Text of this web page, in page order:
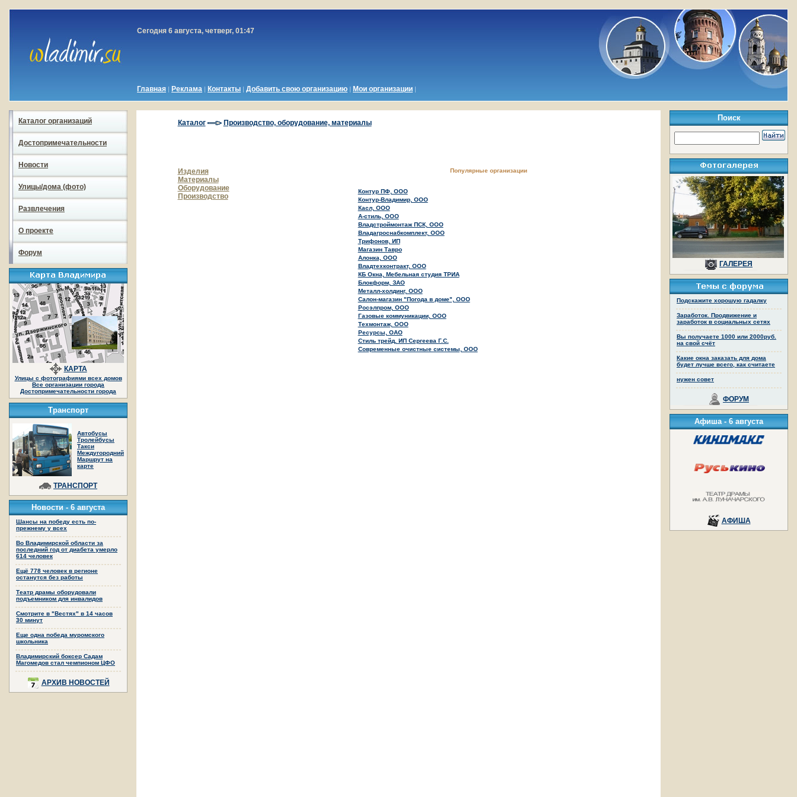
Сегодня 6 августа, четверг, 01:47
Главная | Реклама | Контакты | Добавить свою организацию | Мои организации |
Каталог организаций
Достопримечательности
Новости
Улицы/дома (фото)
Развлечения
О проекте
Форум
КАРТА
Улицы с фотографиями всех домов
Все организации города
Достопримечательности города
Транспорт
Автобусы
Тролейбусы
Такси
Междугородний
Маршрут на
карте
ТРАНСПОРТ
Новости -6 августа
Шансы на победу есть по-
прежнему у всех
Во Владимирской области за
последний год от диабета умерло
614 человек
Ещё 778 человек в регионе
останутся без работы
Театр драмы оборудовали
подъемником для инвалидов
Смотрите в "Вестях" в 14 часов
30 минут
Еще одна победа муромского
школьника
Владимирский боксер Садам
Магомедов стал чемпионом ЦФО
АРХИВ НОВОСТЕЙ
Каталог Производство, оборудование, материалы
Изделия
Материалы
Оборудование
Производство
Популярные организации
Контур ПФ, ООО
Контур-Владимир, ООО
Касл, ООО
А-стиль, ООО
Владстроймонтаж ПСК, ООО
Владагроснабкомплект, ООО
Трифонов, ИП
Магазин Тавро
Алонка, ООО
Владтехконтракт, ООО
КБ Окна, Мебельная студия ТРИА
Блокформ, ЗАО
Металл-холдинг, ООО
Салон-магазин "Погода в доме", ООО
Росэлпром, ООО
Газовые коммуникации, ООО
Техмонтаж, ООО
Ресурсы, ОАО
Стиль трейд, ИП Сергеева Г.С.
Современные очистные системы, ООО
Поиск
ГАЛЕРЕЯ
Подскажите хорошую гадалку
Заработок. Продвижение и
заработок в социальных сетях
Вы получаете 1000 или 2000руб.
на свой счёт
Какие окна заказать для дома
будет лучше всего, как считаете
нужен совет
ФОРУМ
Афиша -6 августа
АФИША